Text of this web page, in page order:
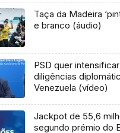
Taça da Madeira
e branco (áudio)
PSD quer
diligências
Venezuela (vídeo)
Jackpot de 55,6
segundo prémio do